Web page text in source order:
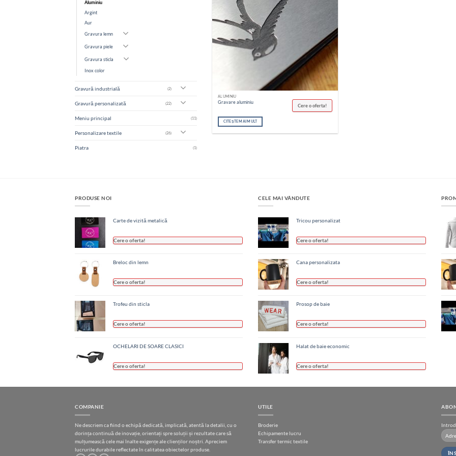
Aluminiu
Argint
Aur
Gravura lemn
Gravura piele
Gravura sticla
Inox color
Gravură industrială (2)
Gravură personalizată (22)
Meniu principal (11)
Personalizare textile (26)
Piatra (1)
ALUMINIU
Gravare aluminiu
Cere o oferta!
CITEȘTE MAI MULT
PRODUSE NOI
Carte de vizită metalică
Cere o oferta!
Breloc din lemn
Cere o oferta!
Trofeu din sticla
Cere o oferta!
OCHELARI DE SOARE CLASICI
Cere o oferta!
CELE MAI VÂNDUTE
Tricou personalizat
Cere o oferta!
Cana personalizata
Cere o oferta!
Prosop de baie
Cere o oferta!
Halat de baie economic
Cere o oferta!
COMPANIE
Ne descriem ca fiind o echipă dedicată, implicată, atentă la detalii, cu o
dorința continuă de inovație, orientați spre soluții și rezultate care să
mulțumească cele mai înalte exigențe ale clienților noștri. Apreciem
lucrurile durabile reflectate în calitatea obiectelor produse.
UTILE
Broderie
Echipamente lucru
Transfer termic textile